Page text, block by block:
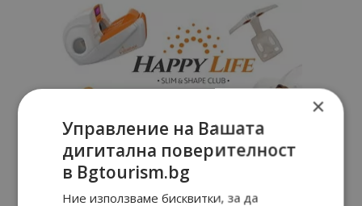
×
Управление на Вашата
дигитална поверителност
в Bgtourism.bg
Ние използваме бисквитки, за да